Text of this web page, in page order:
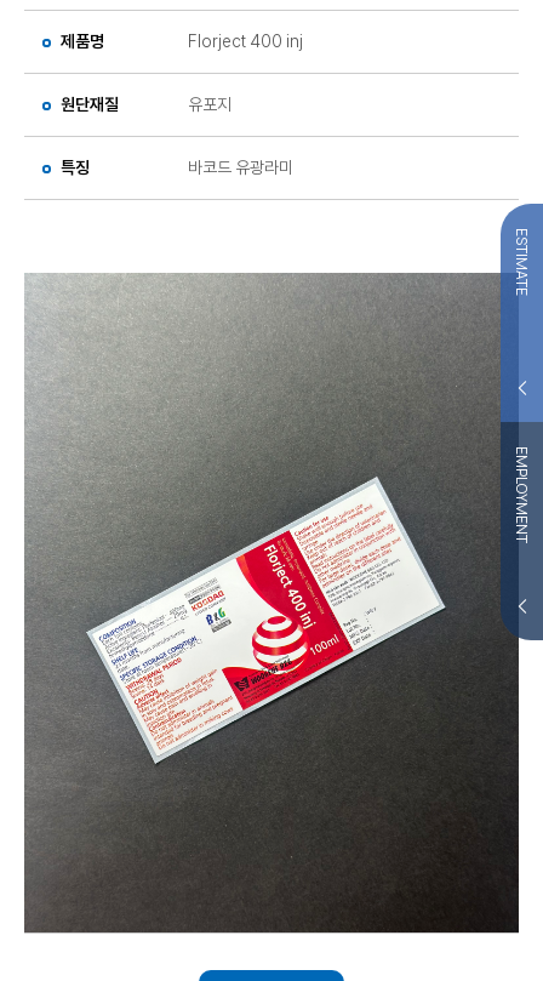
제품명 Florject 400 inj
원단재질 유포지
특징 바코드 유광라미
ESTIMATE
EMPLOYMENT